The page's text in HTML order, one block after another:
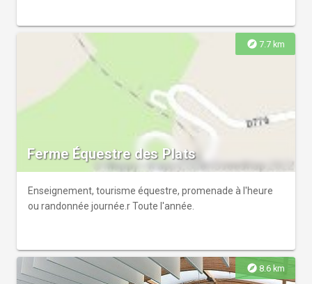
explore 7.7 km
Ferme Équestre des Plats
Enseignement, tourisme équestre, promenade à l'heure
ou randonnée journée.r Toute l'année.
explore 8.6 km